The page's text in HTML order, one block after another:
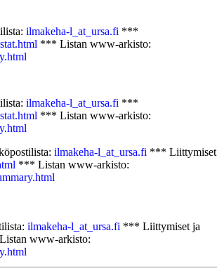
ilmakeha-l_at_ursa.fi ***
*** Listan www-arkisto:
ilmakeha-l_at_ursa.fi ***
*** Listan www-arkisto:
ilmakeha-l_at_ursa.fi *** Liittymiset
*** Listan www-arkisto:
ilmakeha-l_at_ursa.fi *** Liittymiset ja
www-arkisto: